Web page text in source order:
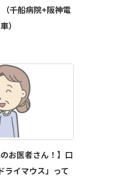
千船病院+阪神電
車）
のお医者さん！】口
ライマウス」って